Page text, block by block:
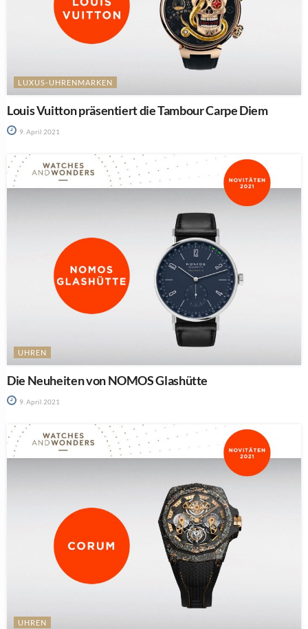
LUXUS-UHRENMARKEN
Louis Vuitton präsentiert die Tambour Carpe Diem
9. April 2021
UHREN
Die Neuheiten von NOMOS Glashütte
9. April 2021
UHREN